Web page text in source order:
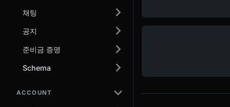
채팅
공지
준비금 증명
Schema
ACCOUNT